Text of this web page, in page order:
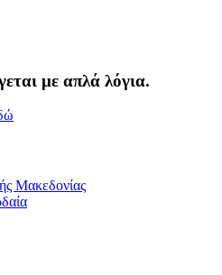
με απλά λόγια.
Μακεδονίας